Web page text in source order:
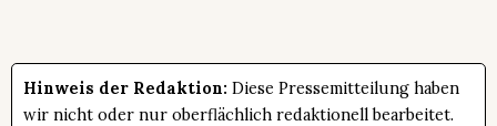
Hinweis der Redaktion: Diese Pressemitteilung haben
wir nicht oder nur oberflächlich redaktionell bearbeitet.